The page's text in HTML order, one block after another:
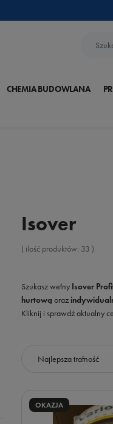
CHEMIA BUDOWLANA
Isover
( ilość produktów: 33 )
Szukasz wełny Isover
hurtową oraz
Kliknij i sprawdź aktualny
Zmień sortowanie
Najlepsza trafność
OKAZJA